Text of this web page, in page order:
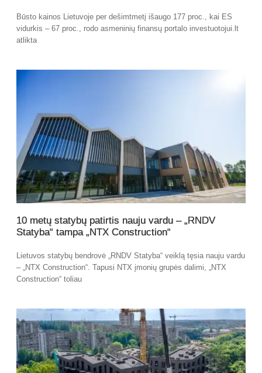
Būsto kainos Lietuvoje per dešimtmetį išaugo 177 proc., kai ES
vidurkis – 67 proc., rodo asmeninių finansų portalo investuotojui.lt
atlikta
10 metų statybų patirtis nauju vardu – „RNDV
Statyba“ tampa „NTX Construction“
Lietuvos statybų bendrovė „RNDV Statyba“ veiklą tęsia nauju vardu
– „NTX Construction“. Tapusi NTX įmonių grupės dalimi, „NTX
Construction“ toliau